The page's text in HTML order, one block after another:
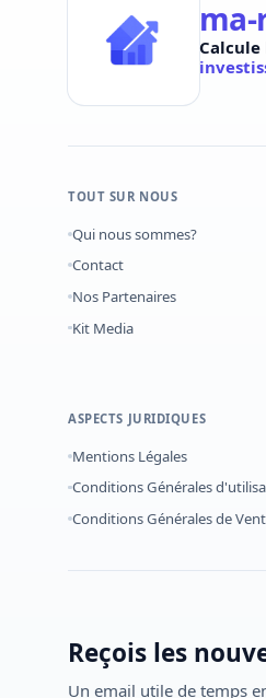
TOUT SUR NOUS
Qui nous sommes?
Contact
Nos Partenaires
Kit Media
ASPECTS JURIDIQUES
Mentions Légales
Conditions Générales
Conditions Générales de
Reçois les
Un email utile de temps